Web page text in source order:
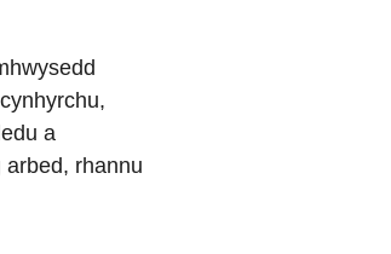
a
rhannu